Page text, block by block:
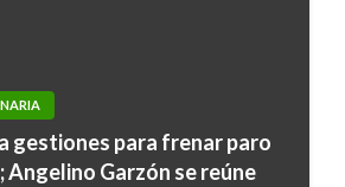
gestiones para frenar paro
Angelino Garzón se reúne